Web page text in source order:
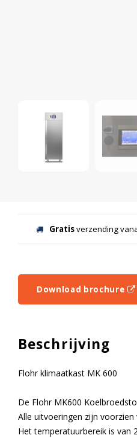
Gratisverzending
Download brochure
Beschrijving
Flohr klimaatkast MK 600
De Flohr MK600
Alle uitvoeringen zijn
Het temperatuurbereik is van